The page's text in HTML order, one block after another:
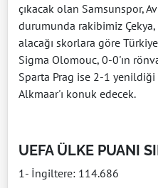
çıkacak olan Samsunspor,
durumunda rakibimiz
alacağı skorlara göre
Sigma Olomouc, 0-0'ın
Sparta Prag ise 2-1 yenildiği
Alkmaar'ı konuk edecek.
UEFA ÜLKE PUANI
1- İngiltere: 114.686